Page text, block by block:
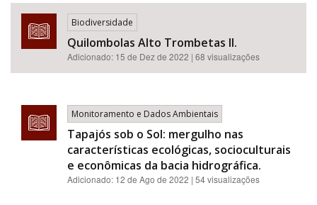
Biodiversidade
Quilombolas Alto Trombetas II.
Adicionado: 15 de Dez de 2022 | 68 visualizações
Monitoramento e Dados Ambientais
Tapajós sob o Sol: mergulho nas
características ecológicas, socioculturais
e econômicas da bacia hidrográfica.
Adicionado: 12 de Ago de 2022 | 54 visualizações